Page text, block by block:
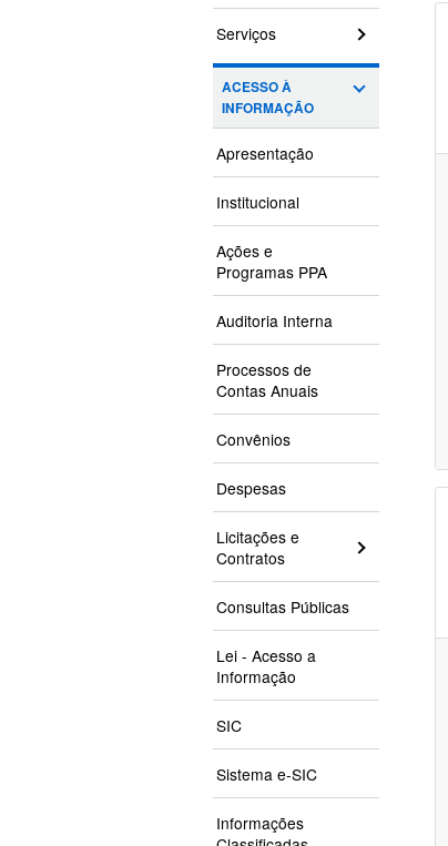
Serviços
ACESSO À
INFORMAÇÃO
Apresentação
Institucional
Ações e
Programas PPA
Auditoria Interna
Processos de
Contas Anuais
Convênios
Despesas
Licitações e
Contratos
Consultas Públicas
Lei - Acesso a
Informação
SIC
Sistema e-SIC
Informações